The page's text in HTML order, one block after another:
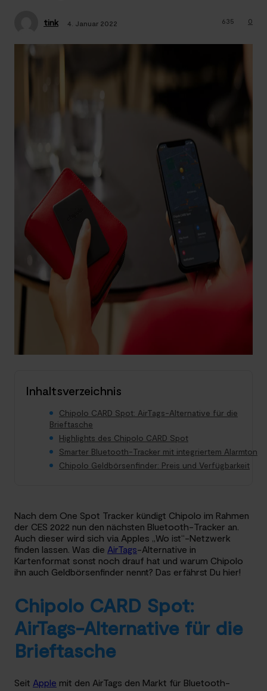
tink 4. Januar 2022 0
635
Inhaltsverzeichnis
Chipolo CARD Spot: AirTags-Alternative für die
Brieftasche
Highlights des Chipolo CARD Spot
Smarter Bluetooth-Tracker mit integriertem Alarmton
Chipolo Geldbörsenfinder: Preis und Verfügbarkeit
Nach dem One Spot Tracker kündigt Chipolo im Rahmen
der CES 2022 nun den nächsten Bluetooth-Tracker an.
Auch dieser wird sich via Apples „Wo ist“-Netzwerk
finden lassen. Was die AirTags-Alternative in
Kartenformat sonst noch drauf hat und warum Chipolo
ihn auch Geldbörsenfinder nennt? Das erfährst Du hier!
Chipolo CARD Spot:
AirTags-Alternative für die
Brieftasche
Seit Apple mit den AirTags den Markt für Bluetooth-